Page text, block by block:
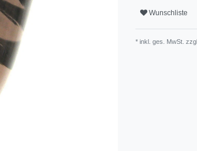
Wunschliste
* inkl. ges. MwSt. zzgl.